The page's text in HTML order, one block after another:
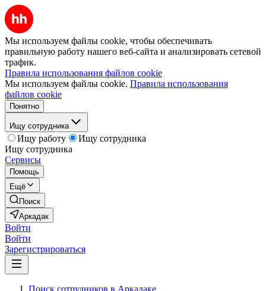
Мы используем файлы cookie, чтобы обеспечивать
правильную работу нашего веб-сайта и анализировать сетевой
трафик.
Правила использования файлов cookie
Мы используем файлы cookie. Правила использования
файлов cookie
Понятно
Ищу сотрудника
Ищу работу
Ищу сотрудника
Ищу сотрудника
Сервисы
Помощь
Ещё
Поиск
Аркадак
Войти
Войти
Зарегистрироваться
Поиск сотрудников в Аркадаке